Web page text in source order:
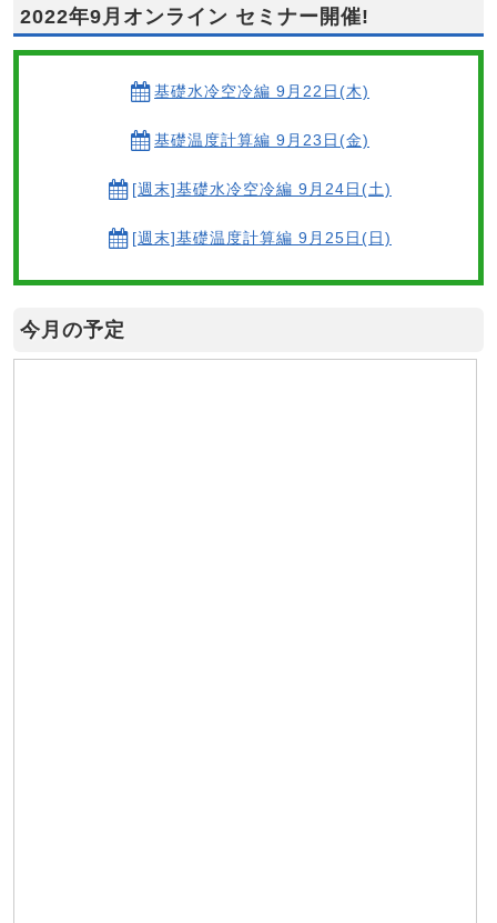
2022年9月オンライン セミナー開催!
基礎水冷空冷編 9月22日(木)
基礎温度計算編 9月23日(金)
[週末]基礎水冷空冷編 9月24日(土)
[週末]基礎温度計算編 9月25日(日)
今月の予定